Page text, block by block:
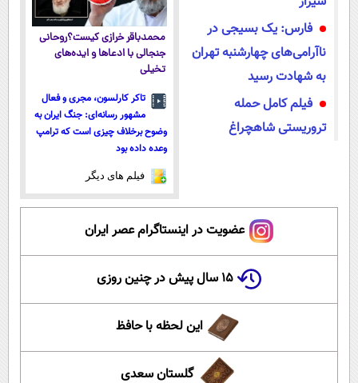
فارس: یک بسیجی در
ناآرامی‌های چهارشنبه تهران
به شهادت رسید
فیلم کامل حمله
تروریستی شاهچراغ
محمدباقر خرازی کیست؟روحانی
جنجالی با ادعاها و ایده‌های
تخیلی
تاکر کارلسون، مجری و فعال
مشهور رسانه‌ای: جنگ ایران به
وضوح برخلاف چیزی است که ترامپ
وعده داده بود
فیلم های دیگر
عضویت در اینستاگرام عصر ایران
۱۵ سال پیش در چنین روزی
این لحظه با حافظ
گلستان سعدی